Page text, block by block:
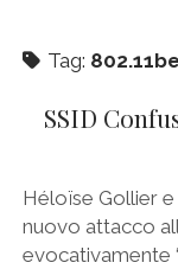
Tag: 802.11be
SSID
Héloïse Gollier
nuovo attacco
evocativamente